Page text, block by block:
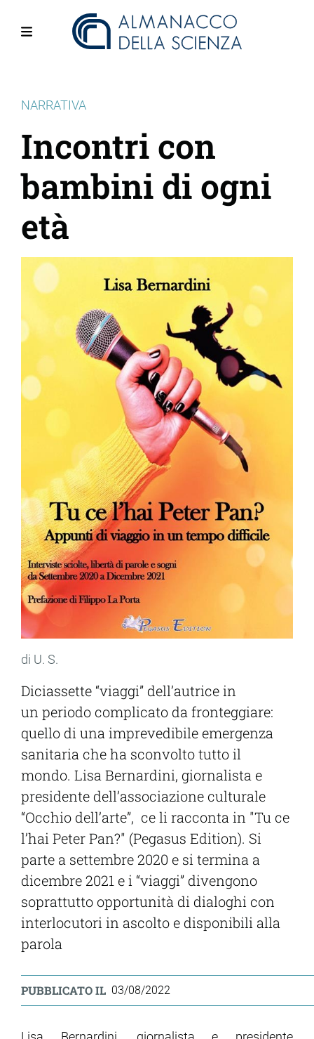
NARRATIVA
Incontri con
bambini di ogni
età
di U. S.
Diciassette “viaggi” dell’autrice in
un periodo complicato da fronteggiare:
quello di una imprevedibile emergenza
sanitaria che ha sconvolto tutto il
mondo. Lisa Bernardini, giornalista e
presidente dell’associazione culturale
“Occhio dell’arte”, ce li racconta in "Tu ce
l’hai Peter Pan?" (Pegasus Edition). Si
parte a settembre 2020 e si termina a
dicembre 2021 e i “viaggi” divengono
soprattutto opportunità di dialoghi con
interlocutori in ascolto e disponibili alla
parola
PUBBLICATO IL 03/08/2022